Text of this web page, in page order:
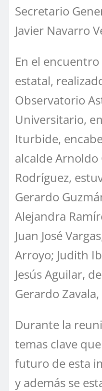
Secretario
Javier Navarro
En el
estatal,
Observatorio
Universitario,
Iturbide,
alcalde Arnoldo
Rodríguez,
Gerardo
Alejandra
Juan José
Arroyo; Judith
Jesús Aguilar,
Gerardo
Durante la
temas clave
futuro de esta
y además se